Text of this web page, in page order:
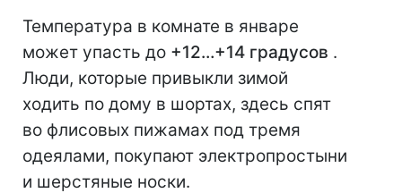
Температура в комнате в январе
может упасть до +12…+14 градусов .
Люди, которые привыкли зимой
ходить по дому в шортах, здесь спят
во флисовых пижамах под тремя
одеялами, покупают электропростыни
и шерстяные носки.